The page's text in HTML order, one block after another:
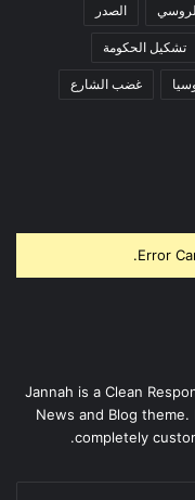
الصدر
تشكيل الحكومة
غضب الشارع
Error
Jannah is a Clean
News and Blog
completely